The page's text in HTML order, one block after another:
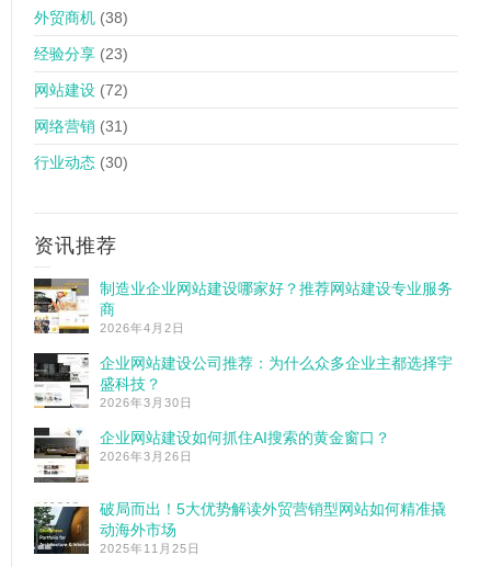
外贸商机 (38)
经验分享 (23)
网站建设 (72)
网络营销 (31)
行业动态 (30)
资讯推荐
制造业企业网站建设哪家好？推荐网站建设专业服务
商
2026年4月2日
企业网站建设公司推荐：为什么众多企业主都选择宇
盛科技？
2026年3月30日
企业网站建设如何抓住AI搜索的黄金窗口？
2026年3月26日
破局而出！5大优势解读外贸营销型网站如何精准撬
动海外市场
2025年11月25日